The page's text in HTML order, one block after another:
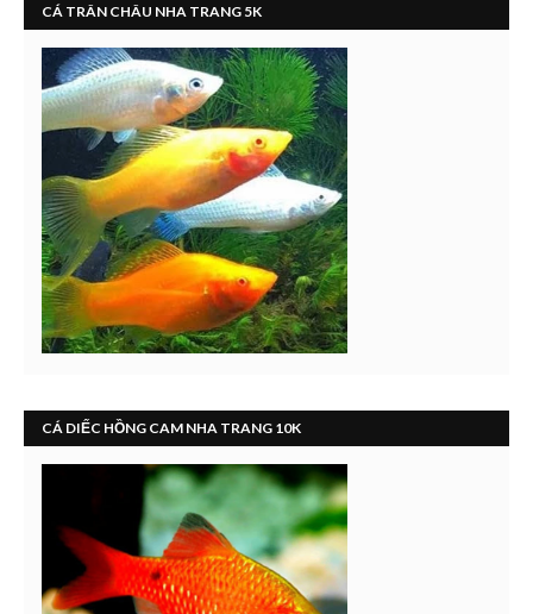
CÁ TRÂN CHÂU NHA TRANG 5K
CÁ DIẾC HỒNG CAM NHA TRANG 10K